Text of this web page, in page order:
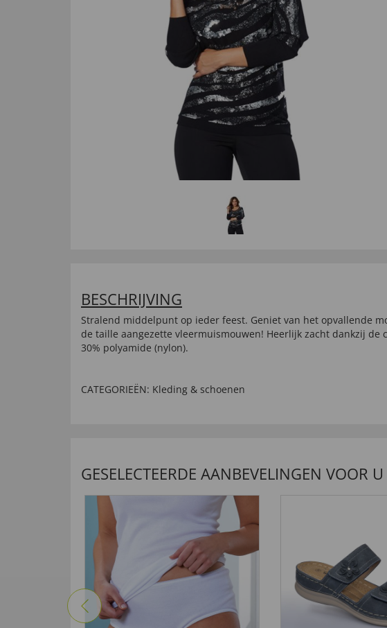
BESCHRIJVING
Stralend middelpunt op ieder feest. Geniet van het opvallende
de taille aangezette vleermuismouwen! Heerlijk zacht dankzij de
30% polyamide (nylon).
CATEGORIEËN: Kleding & schoenen
GESELECTEERDE AANBEVELINGEN VOOR U